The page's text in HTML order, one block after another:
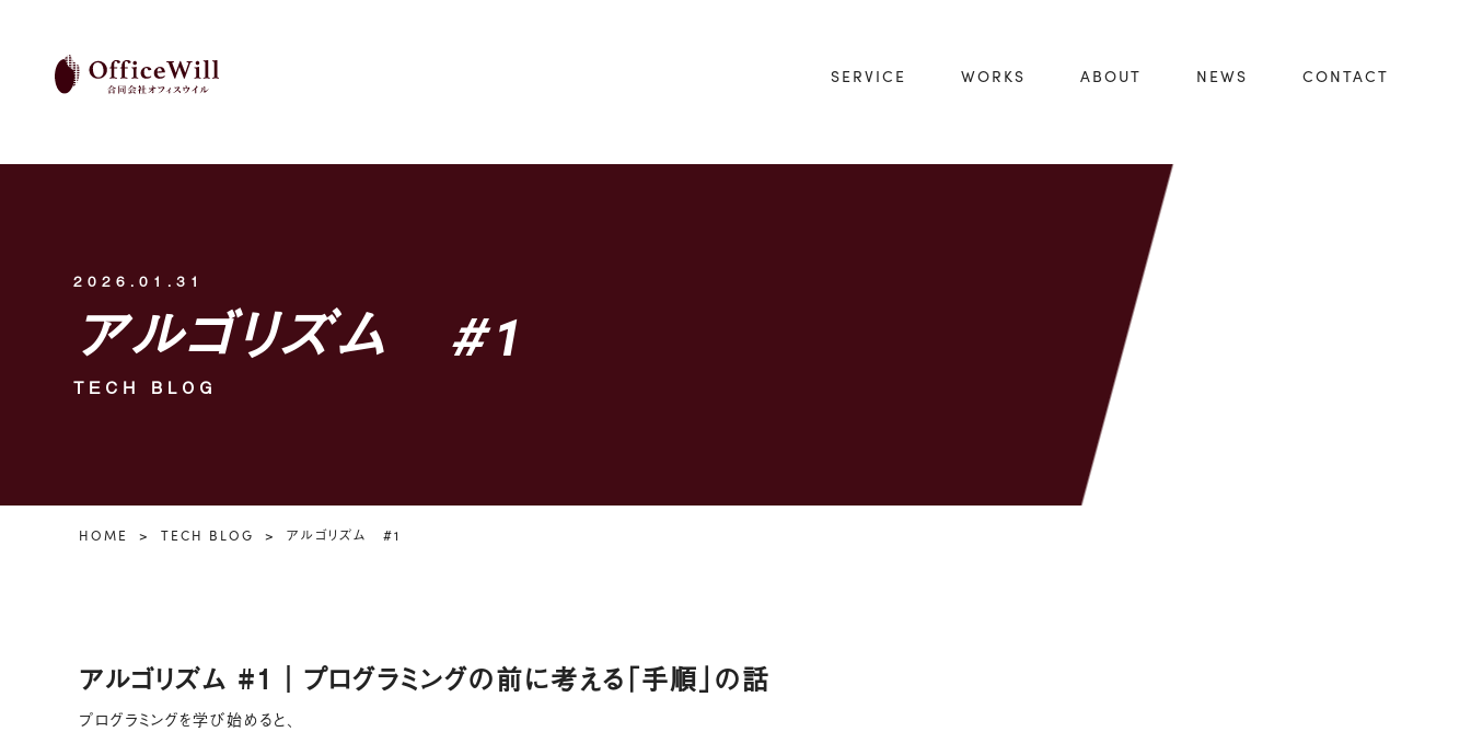
SERVICE WORKS ABOUT NEWS CONTACT
2026.01.31
アルゴリズム #1
TECH BLOG
HOME TECH BLOG アルゴリズム #1
アルゴリズム #1｜プログラミングの前に考える「手順」の話
プログラミングを学び始めると、